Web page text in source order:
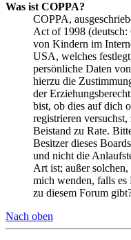
Was ist COPPA?
COPPA,
Act of 1998 (deutsch:
von Kindern im
USA, welches
persönliche Daten
hierzu die
der
bist, ob dies auf dich
registrieren
Beistand zu Rate.
Besitzer dieses
und nicht die
Art ist; außer
mich wenden, falls es
zu diesem Forum
Nach oben